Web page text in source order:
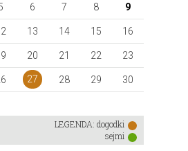
6 7 8 9
13 14 15 16
20 21 22 23
27 28 29 30
LEGENDA: dogodki
sejmi